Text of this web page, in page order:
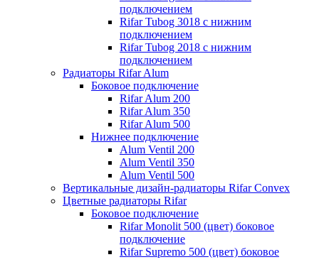
подключением
Rifar Tubog 3018 с нижним
подключением
Rifar Tubog 2018 с нижним
подключением
Радиаторы Rifar Alum
Боковое подключение
Rifar Alum 200
Rifar Alum 350
Rifar Alum 500
Нижнее подключение
Alum Ventil 200
Alum Ventil 350
Alum Ventil 500
Вертикальные дизайн-радиаторы Rifar Convex
Цветные радиаторы Rifar
Боковое подключение
Rifar Monolit 500 (цвет) боковое
подключение
Rifar Supremo 500 (цвет) боковое